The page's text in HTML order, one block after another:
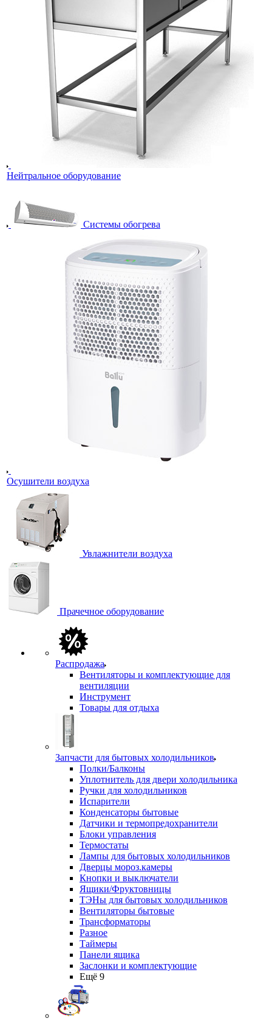
Нейтральное оборудование
Системы обогрева
Осушители воздуха
Увлажнители воздуха
Прачечное оборудование
Распродажа
Вентиляторы и комплектующие для
вентиляции
Инструмент
Товары для отдыха
Запчасти для бытовых холодильников
Полки/Балконы
Уплотнитель для двери холодильника
Ручки для холодильников
Испарители
Конденсаторы бытовые
Датчики и термопредохранители
Блоки управления
Термостаты
Лампы для бытовых холодильников
Дверцы мороз.камеры
Кнопки и выключатели
Ящики/Фруктовницы
ТЭНы для бытовых холодильников
Вентиляторы бытовые
Трансформаторы
Разное
Таймеры
Панели ящика
Заслонки и комплектующие
Ещё 9